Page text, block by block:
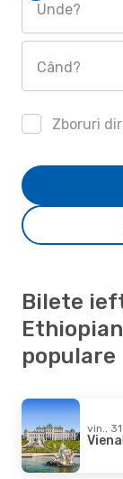
Unde?
Când?
Zboruri
Bilete
populare
vin., 31
Viena